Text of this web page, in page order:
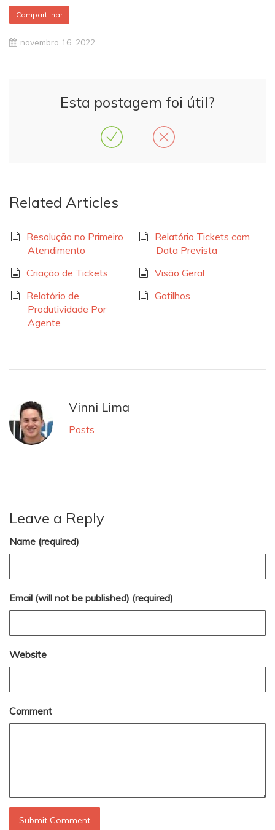
Compartilhar
novembro 16, 2022
Esta postagem foi útil?
Related Articles
Resolução no Primeiro
Atendimento
Relatório Tickets com
Data Prevista
Criação de Tickets
Visão Geral
Relatório de
Produtividade Por
Agente
Gatilhos
Vinni Lima
Posts
Leave a Reply
Name (required)
Email (will not be published) (required)
Website
Comment